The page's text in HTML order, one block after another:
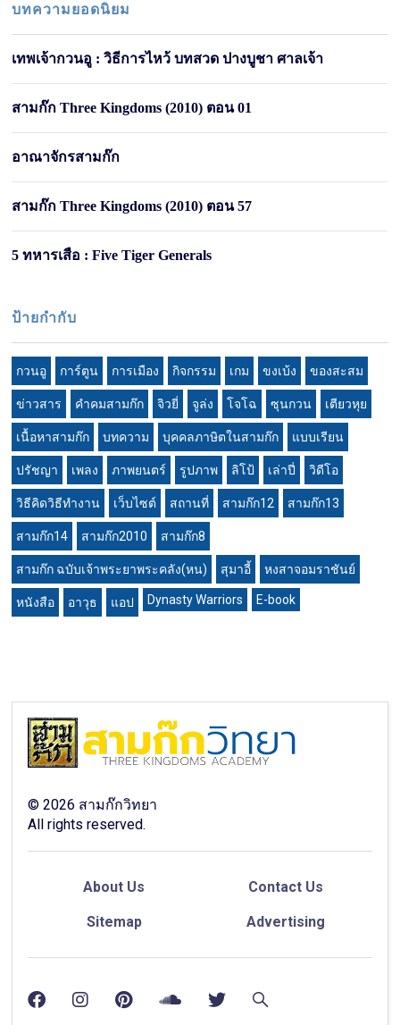
บทความยอดนิยม
เทพเจ้ากวนอู : วิธีการไหว้ บทสวด ปางบูชา ศาลเจ้า
สามก๊ก Three Kingdoms (2010) ตอน 01
อาณาจักรสามก๊ก
สามก๊ก Three Kingdoms (2010) ตอน 57
5 ทหารเสือ : Five Tiger Generals
ป้ายกำกับ
กวนอู การ์ตูน การเมือง กิจกรรม เกม ขงเบ้ง ของสะสม
ข่าวสาร คำคมสามก๊ก จิวยี่ จูล่ง โจโฉ ซุนกวน เตียวหุย
เนื้อหาสามก๊ก บทความ บุคคลภาษิตในสามก๊ก แบบเรียน
ปรัชญา เพลง ภาพยนตร์ รูปภาพ ลิโป้ เล่าปี่ วิดีโอ
วิธีคิดวิธีทำงาน เว็บไซต์ สถานที่ สามก๊ก12 สามก๊ก13
สามก๊ก14 สามก๊ก2010 สามก๊ก8
สามก๊ก ฉบับเจ้าพระยาพระคลัง(หน) สุมาอี้ หงสาจอมราชันย์
หนังสือ อาวุธ แอป Dynasty Warriors E-book
©2026 สามก๊กวิทยา
All rights reserved.
About Us Contact Us
Sitemap Advertising